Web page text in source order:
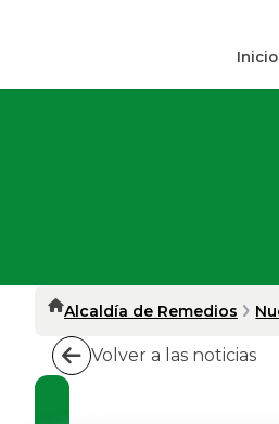
Inicio
Alcaldía de Remedios
Volver a las noticias